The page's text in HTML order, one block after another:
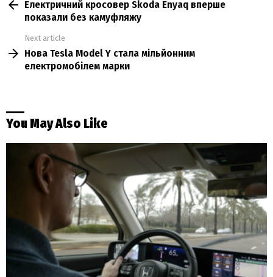
moreЕлектричний кросовер Skoda Enyaq вперше
показали без камуфляжу
Next article
Нова Tesla Model Y стала мільйонним
електромобілем марки
You May Also Like